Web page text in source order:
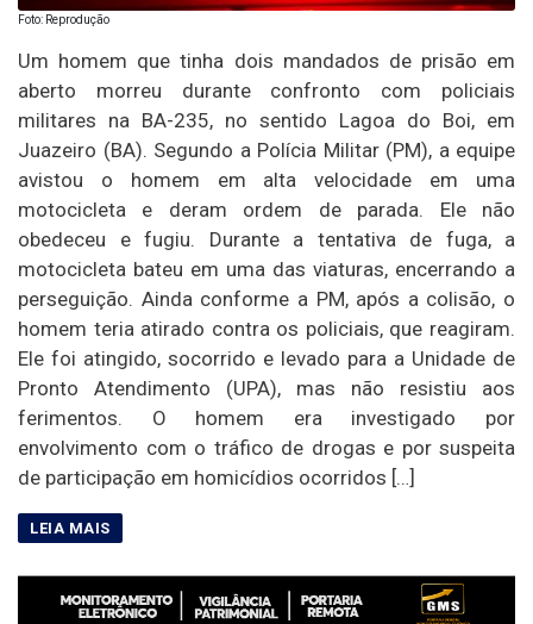
Foto: Reprodução
Um homem que tinha dois mandados de prisão em
aberto morreu durante confronto com policiais
militares na BA-235, no sentido Lagoa do Boi, em
Juazeiro (BA). Segundo a Polícia Militar (PM), a equipe
avistou o homem em alta velocidade em uma
motocicleta e deram ordem de parada. Ele não
obedeceu e fugiu. Durante a tentativa de fuga, a
motocicleta bateu em uma das viaturas, encerrando a
perseguição. Ainda conforme a PM, após a colisão, o
homem teria atirado contra os policiais, que reagiram.
Ele foi atingido, socorrido e levado para a Unidade de
Pronto Atendimento (UPA), mas não resistiu aos
ferimentos. O homem era investigado por
envolvimento com o tráfico de drogas e por suspeita
de participação em homicídios ocorridos […]